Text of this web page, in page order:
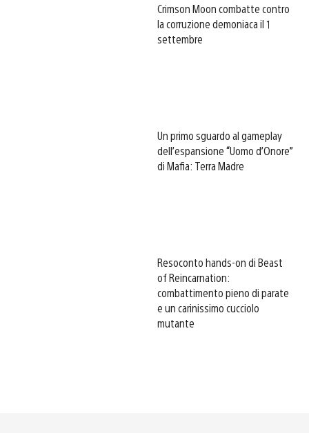
Crimson Moon combatte contro
la corruzione demoniaca il 1
settembre
Un primo sguardo al gameplay
dell’espansione “Uomo d’Onore”
di Mafia: Terra Madre
Resoconto hands-on di Beast
of Reincarnation:
combattimento pieno di parate
e un carinissimo cucciolo
mutante